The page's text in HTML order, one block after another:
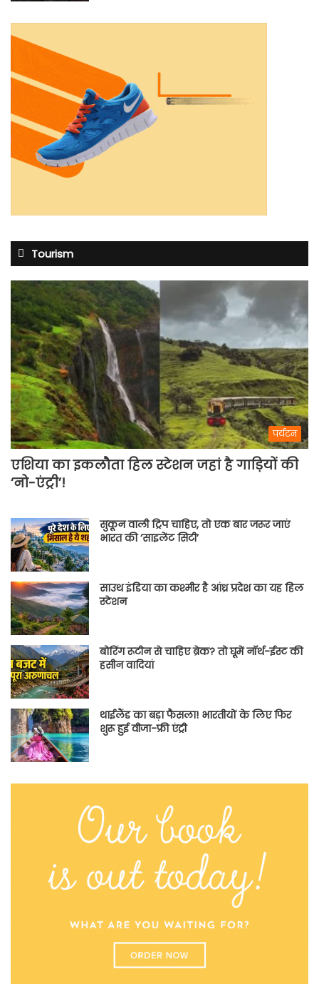
Tourism
पर्यटन
एशिया का इकलौता हिल स्टेशन जहां है गाड़ियों की
‘नो-एंट्री’!
सुकून वाली ट्रिप चाहिए, तो एक बार जरूर जाएं
भारत की ‘साइलेंट सिटी’
साउथ इंडिया का कश्मीर है आंध्र प्रदेश का यह हिल
स्टेशन
बोरिंग रूटीन से चाहिए ब्रेक? तो घूमें नॉर्थ-ईस्ट की
हसीन वादियां
थाईलैंड का बड़ा फैसला! भारतीयों के लिए फिर
शुरू हुई वीजा-फ्री एंट्री